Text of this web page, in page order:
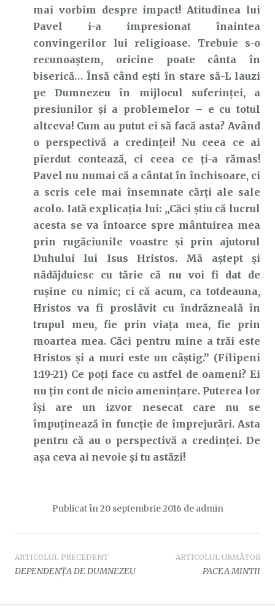
mai vorbim despre impact! Atitudinea lui
Pavel i-a impresionat înaintea
convingerilor lui religioase. Trebuie s-o
recunoaştem, oricine poate cânta în
biserică… Însă când eşti în stare să-L lauzi
pe Dumnezeu în mijlocul suferinţei, a
presiunilor şi a problemelor – e cu totul
altceva! Cum au putut ei să facă asta? Având
o perspectivă a credinţei! Nu ceea ce ai
pierdut contează, ci ceea ce ţi-a rămas!
Pavel nu numai că a cântat în închisoare, ci
a scris cele mai însemnate cărţi ale sale
acolo. Iată explicaţia lui: „Căci ştiu că lucrul
acesta se va întoarce spre mântuirea mea
prin rugăciunile voastre şi prin ajutorul
Duhului lui Isus Hristos. Mă aştept şi
nădăjduiesc cu tărie că nu voi fi dat de
ruşine cu nimic; ci că acum, ca totdeauna,
Hristos va fi proslăvit cu îndrăzneală în
trupul meu, fie prin viaţa mea, fie prin
moartea mea. Căci pentru mine a trăi este
Hristos şi a muri este un câştig.” (Filipeni
1:19-21) Ce poţi face cu astfel de oameni? Ei
nu ţin cont de nicio ameninţare. Puterea lor
îşi are un izvor nesecat care nu se
împuţinează în funcţie de împrejurări. Asta
pentru că au o perspectivă a credinţei. De
aşa ceva ai nevoie şi tu astăzi!
Publicat în 20 septembrie 2016 de admin
Navigare
ARTICOLUL PRECEDENT
DEPENDENȚA DE DUMNEZEU
ARTICOLUL URMĂTOR
PACEA MINTII